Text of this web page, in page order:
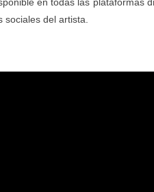
sociales del artista.